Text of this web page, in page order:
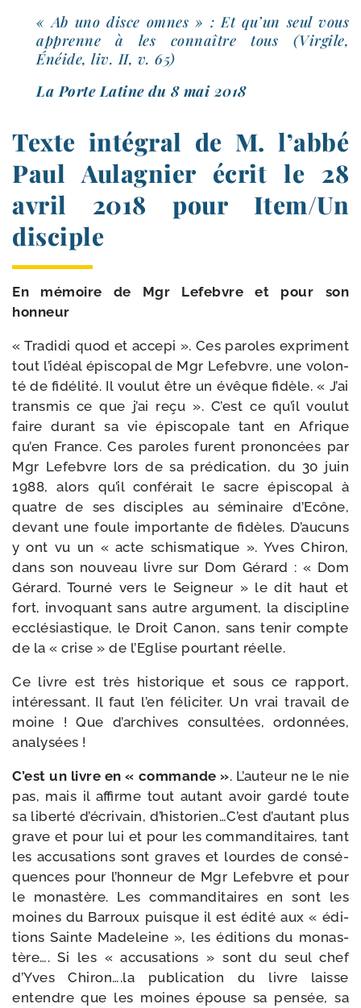
« Ab uno disce omnes » : Et qu’un seul vous
apprenne à les connaître tous (Virgile,
Énéide, liv. II, v. 65)
La Porte Latine du 8 mai 2018
Texte intégral de M. l’abbé
Paul Aulagnier écrit le 28
avril 2018 pour Item/​Un
disciple
En mémoire de Mgr Lefebvre et pour son
honneur
« Tradidi quod et acce­pi ». Ces paroles expriment
tout l’idéal épis­co­pal de Mgr Lefebvre, une volon­
té de fidé­li­té. Il vou­lut être un évêque fidèle. « J’ai
trans­mis ce que j’ai reçu ». C’est ce qu’il vou­lut
faire durant sa vie épis­co­pale tant en Afrique
qu’en France. Ces paroles furent pro­non­cées par
Mgr Lefebvre lors de sa pré­di­ca­tion, du 30 juin
1988, alors qu’il confé­rait le sacre épis­co­pal à
quatre de ses dis­ciples au sémi­naire d’Ecône,
devant une foule impor­tante de fidèles. D’aucuns
y ont vu un « acte schis­ma­tique ». Yves Chiron,
dans son nou­veau livre sur Dom Gérard : « Dom
Gérard. Tourné vers le Seigneur » le dit haut et
fort, invo­quant sans autre argu­ment, la dis­ci­pline
ecclé­sias­tique, le Droit Canon, sans tenir compte
de la « crise » de l’Eglise pour­tant réelle.
Ce livre est très his­to­rique et sous ce rap­port,
inté­res­sant. Il faut l’en féli­ci­ter. Un vrai tra­vail de
moine ! Que d’archives consul­tées, ordon­nées,
analysées !
C’est un livre en « com­mande ». L’auteur ne le nie
pas, mais il affirme tout autant avoir gar­dé toute
sa liber­té d’écrivain, d’historien…C’est d’autant plus
grave et pour lui et pour les com­man­di­taires, tant
les accu­sa­tions sont graves et lourdes de consé­
quences pour l’honneur de Mgr Lefebvre et pour
le monas­tère. Les com­man­di­taires en sont les
moines du Barroux puisque il est édi­té aux « édi­
tions Sainte Madeleine », les édi­tions du monas­
tère…. Si les « accu­sa­tions » sont du seul chef
d’Yves Chiron….la publi­ca­tion du livre laisse
entendre que les moines épouse sa pen­sée, sa